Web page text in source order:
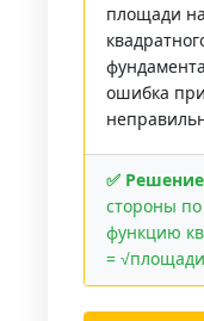
площади
ошибка
✅
стороны
функцию
=